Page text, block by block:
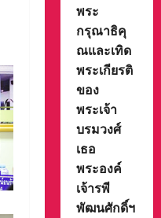
พระ
กรุณาธิคุ
ณและเทิด
พระเกียรติ
ของ
พระเจ้า
บรมวงศ์
เธอ
พระองค์
เจ้ารพี
พัฒนศักดิ์ฯ